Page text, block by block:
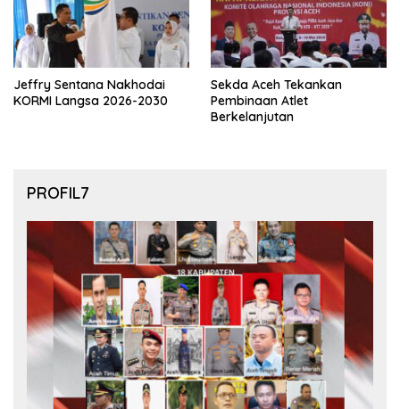
Jeffry Sentana Nakhodai
KORMI Langsa 2026-2030
Sekda Aceh Tekankan
Pembinaan Atlet
Berkelanjutan
PROFIL7